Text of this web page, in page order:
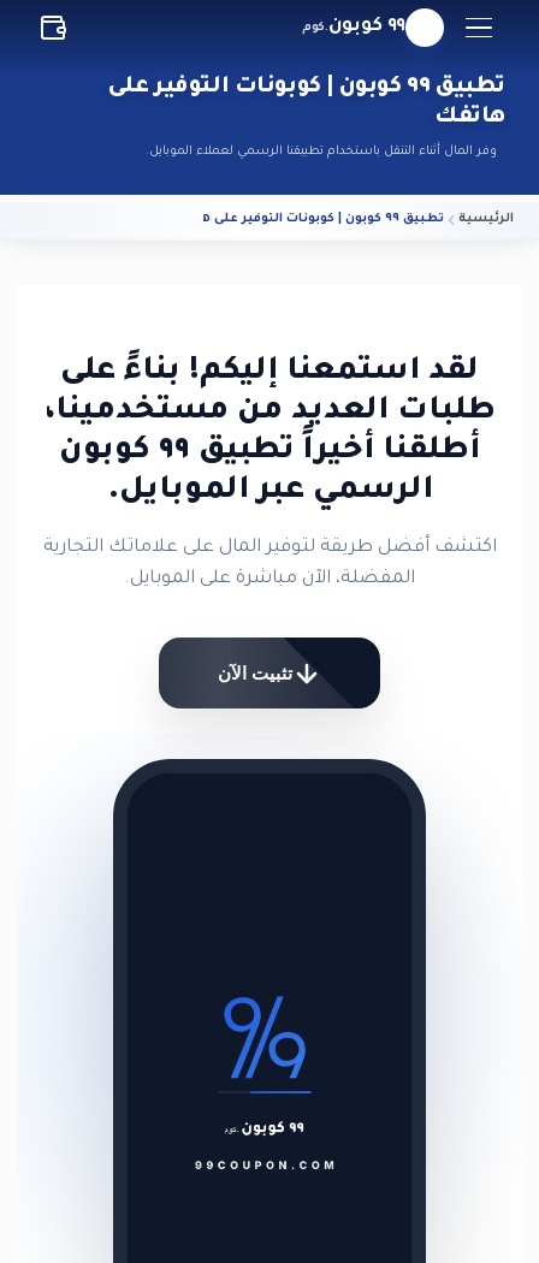
٩٩ كوبون .كوم
تطبيق ٩٩ كوبون | كوبونات التوفير على
هاتفك
وفر المال أثناء التنقل باستخدام تطبيقنا الرسمي لعملاء الموبايل.
الرئيسية تطبيق ٩٩ كوبون | كوبونات التوفير على هاتفك
لقد استمعنا إليكم! بناءً على
طلبات العديد من مستخدمينا،
أطلقنا أخيراً تطبيق ٩٩ كوبون
الرسمي عبر الموبايل.
اكتشف أفضل طريقة لتوفير المال على علاماتك التجارية
المفضلة، الآن مباشرة على الموبايل.
تثبيت الآن